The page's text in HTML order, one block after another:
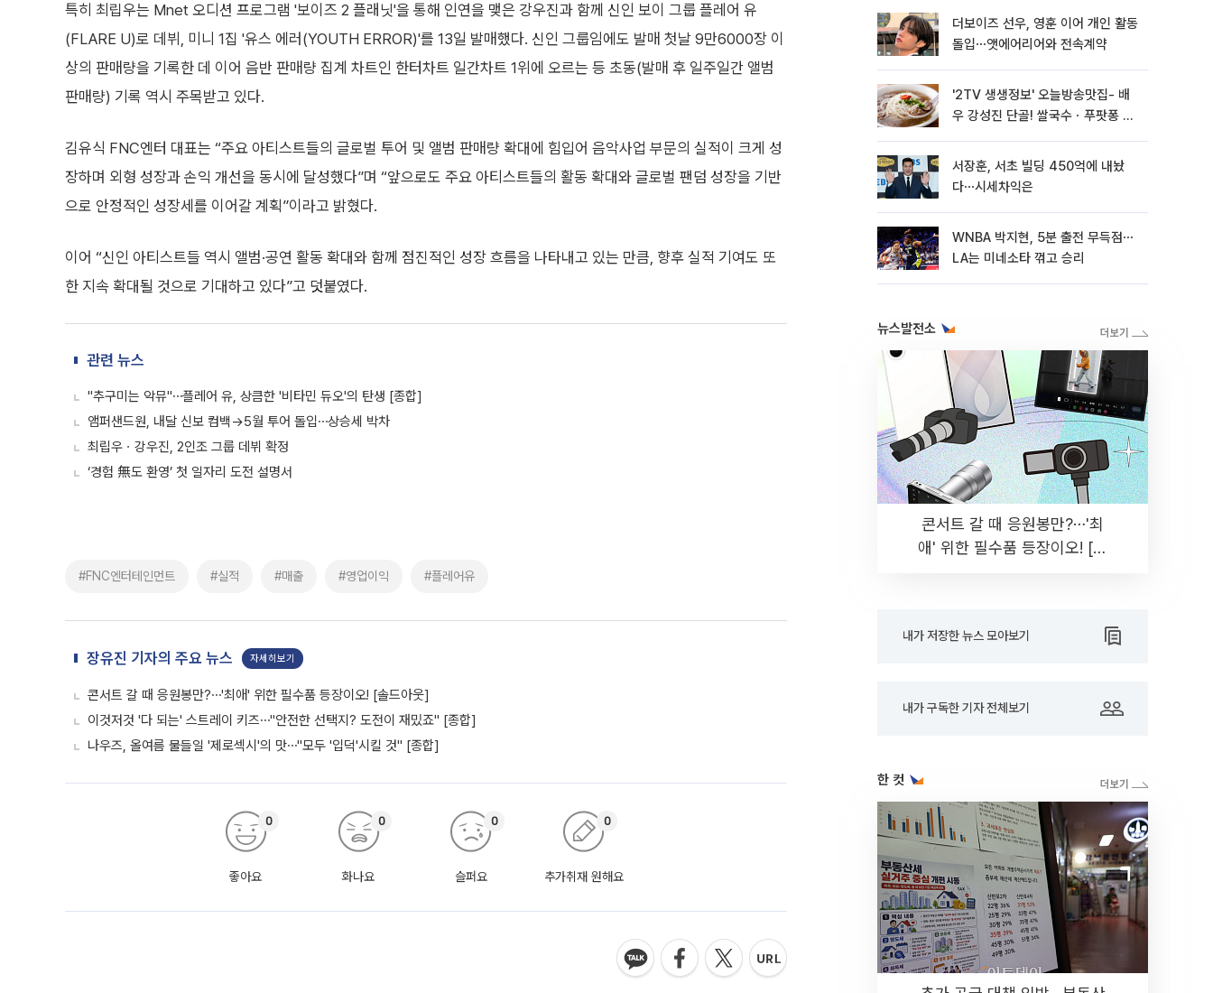
특히 최립우는 Mnet 오디션 프로그램 '보이즈 2 플래닛'을 통해 인연을 맺은 강우진과 함께 신인 보이 그룹 플레어 유
(FLARE U)로 데뷔, 미니 1집 '유스 에러(YOUTH ERROR)'를 13일 발매했다. 신인 그룹임에도 발매 첫날 9만6000장 이
상의 판매량을 기록한 데 이어 음반 판매량 집계 차트인 한터차트 일간차트 1위에 오르는 등 초동(발매 후 일주일간 앨범
판매량) 기록 역시 주목받고 있다.
김유식 FNC엔터 대표는 “주요 아티스트들의 글로벌 투어 및 앨범 판매량 확대에 힘입어 음악사업 부문의 실적이 크게 성
장하며 외형 성장과 손익 개선을 동시에 달성했다”며 “앞으로도 주요 아티스트들의 활동 확대와 글로벌 팬덤 성장을 기반
으로 안정적인 성장세를 이어갈 계획”이라고 밝혔다.
이어 “신인 아티스트들 역시 앨범·공연 활동 확대와 함께 점진적인 성장 흐름을 나타내고 있는 만큼, 향후 실적 기여도 또
한 지속 확대될 것으로 기대하고 있다”고 덧붙였다.
관련 뉴스
"추구미는 악뮤"⋯플레어 유, 상큼한 '비타민 듀오'의 탄생 [종합]
앰퍼샌드원, 내달 신보 컴백→5월 투어 돌입⋯상승세 박차
최립우ㆍ강우진, 2인조 그룹 데뷔 확정
‘경험 無도 환영’ 첫 일자리 도전 설명서
#FNC엔터테인먼트 #실적 #매출 #영업이익 #플레어유
장유진 기자의 주요 뉴스 자세히보기
콘서트 갈 때 응원봉만?⋯'최애' 위한 필수품 등장이오! [솔드아웃]
이것저것 '다 되는' 스트레이 키즈⋯"안전한 선택지? 도전이 재밌죠" [종합]
나우즈, 올여름 물들일 '제로섹시'의 맛⋯"모두 '입덕'시킬 것" [종합]
좋아요
0
화나요
0
슬퍼요
0
추가취재 원해요
0
더보이즈 선우, 영훈 이어 개인 활동
돌입⋯앳에어리어와 전속계약
'2TV 생생정보' 오늘방송맛집- 배
우 강성진 단골! 쌀국수ㆍ푸팟퐁 커
서장훈, 서초 빌딩 450억에 내놨
다⋯시세차익은
WNBA 박지현, 5분 출전 무득점⋯
LA는 미네소타 꺾고 승리
뉴스발전소
콘서트 갈 때 응원봉만?⋯'최
애' 위한 필수품 등장이오! [솔
내가 저장한 뉴스 모아보기
내가 구독한 기자 전체보기
한 컷